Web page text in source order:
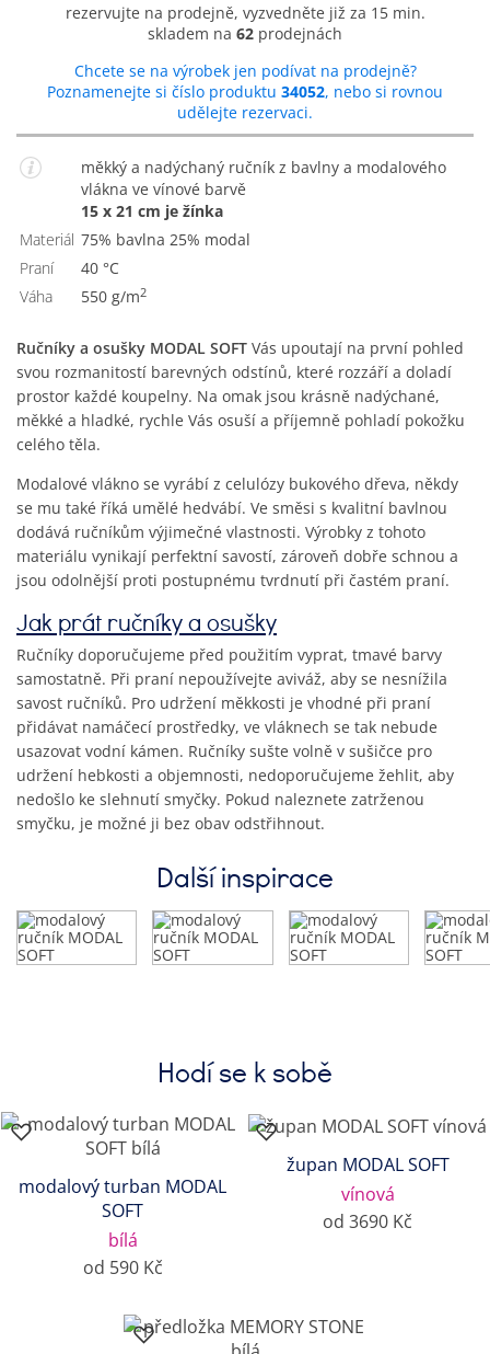
rezervujte na prodejně, vyzvedněte již za 15 min.
skladem na 62 prodejnách
Chcete se na výrobek jen podívat na prodejně?
Poznamenejte si číslo produktu 34052, nebo si rovnou
udělejte rezervaci.
měkký a nadýchaný ručník z bavlny a modalového
vlákna ve vínové barvě
15 x 21 cm je žínka
Materiál
75% bavlna 25% modal
Praní
40 °C
Váha
550 g/m2
Ručníky a osušky MODAL SOFT Vás upoutají na první pohled
svou rozmanitostí barevných odstínů, které rozzáří a doladí
prostor každé koupelny. Na omak jsou krásně nadýchané,
měkké a hladké, rychle Vás osuší a příjemně pohladí pokožku
celého těla.
Modalové vlákno se vyrábí z celulózy bukového dřeva, někdy
se mu také říká umělé hedvábí. Ve směsi s kvalitní bavlnou
dodává ručníkům výjimečné vlastnosti. Výrobky z tohoto
materiálu vynikají perfektní savostí, zároveň dobře schnou a
jsou odolnější proti postupnému tvrdnutí při častém praní.
Jak prát ručníky a osušky
Ručníky doporučujeme před použitím vyprat, tmavé barvy
samostatně. Při praní nepoužívejte aviváž, aby se nesnížila
savost ručníků. Pro udržení měkkosti je vhodné při praní
přidávat namáčecí prostředky, ve vláknech se tak nebude
usazovat vodní kámen. Ručníky sušte volně v sušičce pro
udržení hebkosti a objemnosti, nedoporučujeme žehlit, aby
nedošlo ke slehnutí smyčky. Pokud naleznete zatrženou
smyčku, je možné ji bez obav odstřihnout.
Další inspirace
Hodí se k sobě
modalový turban MODAL
SOFT
bílá
od 590 Kč
župan MODAL SOFT
vínová
od 3690 Kč